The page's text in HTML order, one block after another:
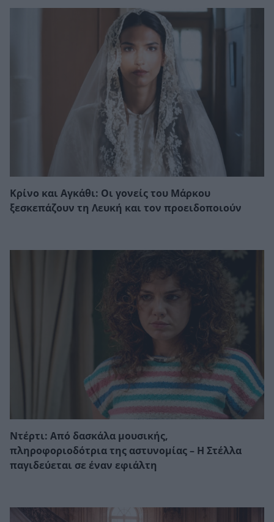
Κρίνο και Αγκάθι: Οι γονείς του Μάρκου
ξεσκεπάζουν τη Λευκή και τον προειδοποιούν
Ντέρτι: Από δασκάλα μουσικής,
πληροφοριοδότρια της αστυνομίας – Η Στέλλα
παγιδεύεται σε έναν εφιάλτη